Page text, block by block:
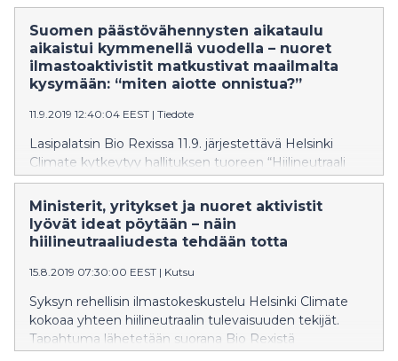
jatkossakin. Samalla kuitenkin osa kaupunkilaisista jäi
sivuun. Tulokset selviävät OmaStadin tuoreesta
väliarvioinnista, jonka toteutti Helsingin yliopistossa
toimiva Kansalaisuuden kuilut ja kuplat -hanke.
Suomen päästövähennysten aikataulu
aikaistui kymmenellä vuodella – nuoret
ilmastoaktivistit matkustivat maailmalta
kysymään: “miten aiotte onnistua?”
11.9.2019 12:40:04 EEST | Tiedote
Lasipalatsin Bio Rexissa 11.9. järjestettävä Helsinki
Climate kytkeytyy hallituksen tuoreen “Hiilineutraali
Suomi 2035” -tavoitteen ympärille. Nuoret
ilmastoaktivistit Puolasta, Kroatiasta, Islannista ja
Venäjältä matkustivat kysymään päättäjiltä, miten
Suomi aikoo onnistua tavoitteessa.
Ministerit, yritykset ja nuoret aktivistit
lyövät ideat pöytään – näin
hiilineutraaliudesta tehdään totta
15.8.2019 07:30:00 EEST | Kutsu
Syksyn rehellisin ilmastokeskustelu Helsinki Climate
kokoaa yhteen hiilineutraalin tulevaisuuden tekijät.
Tapahtuma lähetetään suorana Bio Rexistä